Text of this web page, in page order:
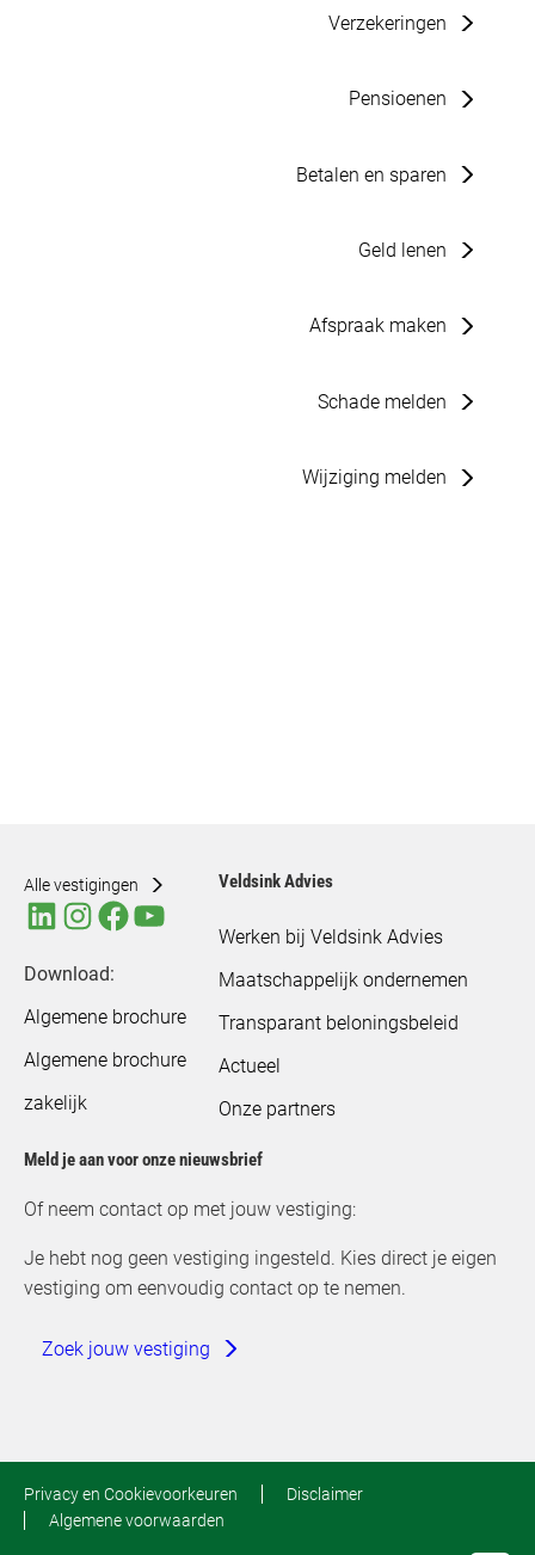
Verzekeringen
Pensioenen
Betalen en sparen
Geld lenen
Afspraak maken
Schade melden
Wijziging melden
Alle vestigingen
Download:
Algemene brochure
Algemene brochure
zakelijk
Veldsink Advies
Werken bij Veldsink Advies
Maatschappelijk ondernemen
Transparant beloningsbeleid
Actueel
Onze partners
Meld je aan voor onze nieuwsbrief
Of neem contact op met jouw vestiging:
Je hebt nog geen vestiging ingesteld. Kies direct je eigen
vestiging om eenvoudig contact op te nemen.
Zoek jouw vestiging
Privacy en Cookievoorkeuren
Disclaimer
Algemene voorwaarden